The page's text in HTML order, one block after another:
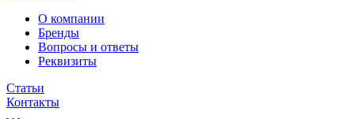
О компании
Бренды
Вопросы и ответы
Реквизиты
Статьи
Контакты